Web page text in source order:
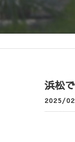
浜松
2025/